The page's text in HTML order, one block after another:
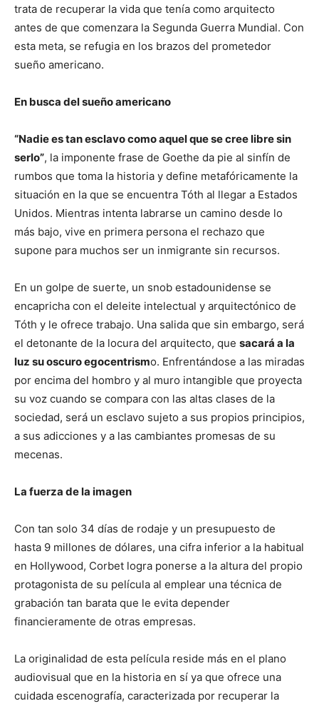
trata de recuperar la vida que tenía como arquitecto
antes de que comenzara la Segunda Guerra Mundial. Con
esta meta, se refugia en los brazos del prometedor
sueño americano.
En busca del sueño americano
“Nadie es tan esclavo como aquel que se cree libre sin
serlo”, la imponente frase de Goethe da pie al sinfín de
rumbos que toma la historia y define metafóricamente la
situación en la que se encuentra Tóth al llegar a Estados
Unidos. Mientras intenta labrarse un camino desde lo
más bajo, vive en primera persona el rechazo que
supone para muchos ser un inmigrante sin recursos.
En un golpe de suerte, un snob estadounidense se
encapricha con el deleite intelectual y arquitectónico de
Tóth y le ofrece trabajo. Una salida que sin embargo, será
el detonante de la locura del arquitecto, que sacará a la
luz su oscuro egocentrismo. Enfrentándose a las miradas
por encima del hombro y al muro intangible que proyecta
su voz cuando se compara con las altas clases de la
sociedad, será un esclavo sujeto a sus propios principios,
a sus adicciones y a las cambiantes promesas de su
mecenas.
La fuerza de la imagen
Con tan solo 34 días de rodaje y un presupuesto de
hasta 9 millones de dólares, una cifra inferior a la habitual
en Hollywood, Corbet logra ponerse a la altura del propio
protagonista de su película al emplear una técnica de
grabación tan barata que le evita depender
financieramente de otras empresas.
La originalidad de esta película reside más en el plano
audiovisual que en la historia en sí ya que ofrece una
cuidada escenografía, caracterizada por recuperar la